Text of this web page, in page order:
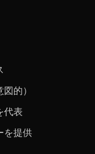
的）
代表
を提供